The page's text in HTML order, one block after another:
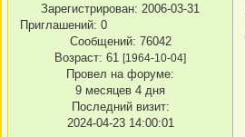
Зарегистрирован: 2006-03-31
Приглашений: 0
Сообщений: 76042
Возраст: 61 [1964-10-04]
Провел на форуме:
9 месяцев 4 дня
Последний визит:
2024-04-23 14:00:01